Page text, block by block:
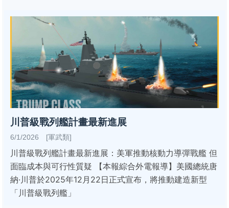
川普級戰列艦計畫最新進展
6/1/2026 [軍武類]
川普級戰列艦計畫最新進展：美軍推動核動力導彈戰艦 但
面臨成本與可行性質疑 【本報綜合外電報導】美國總統唐
納·川普於2025年12月22日正式宣布，將推動建造新型
「川普級戰列艦」